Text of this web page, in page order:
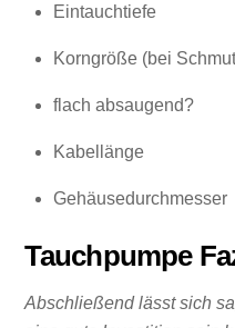
Eintauchtiefe
Korngröße (bei
flach absaugend?
Kabellänge
Gehäusedurchmesser
Tauchpumpe
Abschließend lässt sich